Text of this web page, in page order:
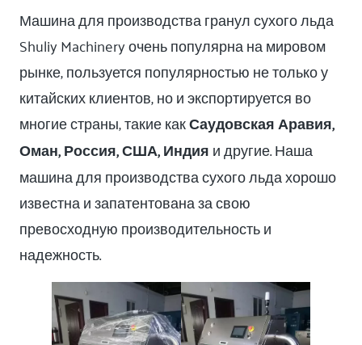
Машина для производства гранул сухого льда
Shuliy Machinery очень популярна на мировом
рынке, пользуется популярностью не только у
китайских клиентов, но и экспортируется во
многие страны, такие какСаудовская Аравия,
Оман, Россия, США, Индияи другие. Наша
машина для производства сухого льда хорошо
известна и запатентована за свою
превосходную производительность и
надежность.